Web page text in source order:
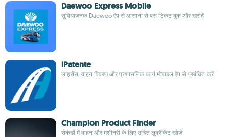
Daewoo Express Mobile
सुविधाजनक Daewoo ऐप से आसानी से बस टिकट बुक और खरीदें
iPatente
लाइसेंस, वाहन विवरण और प्रशासनिक कार्य मोबाइल ऐप से प्रबंधित करें
Champion Product Finder
सेकंडों में वाहन और मशीनरी के लिए उचित लुब्रीकेंट खोजें